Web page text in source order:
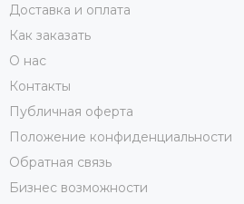
Доставка и оплата
Как заказать
О нас
Контакты
Публичная оферта
Положение конфиденциальности
Обратная связь
Бизнес возможности